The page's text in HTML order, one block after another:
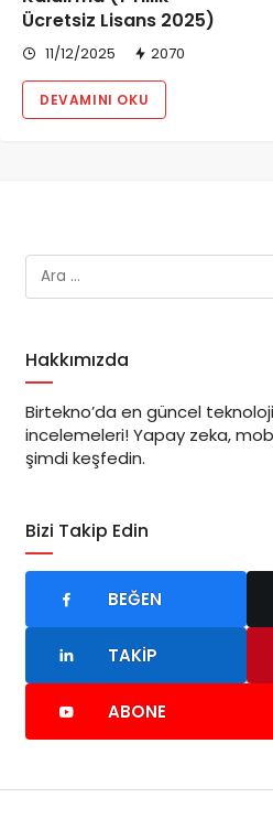
Ücretsiz Lisans 2025)
11/12/2025 2070
DEVAMINI OKU
Hakkımızda
Birtekno’da en güncel
incelemeleri! Yapay zeka,
şimdi keşfedin.
Bizi Takip Edin
BEĞEN
TAKIP
ABONE